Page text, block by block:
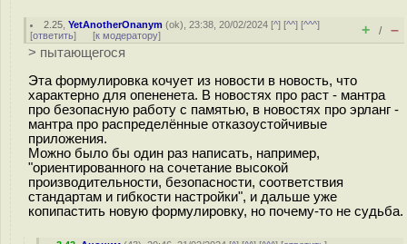
2.25 ,YetAnotherOnanym (ok), 23:38, 20/02/2024 [^] [^^] [^^^]
[ответить] [к модератору] + / –
> пытающегося
Эта формулировка кочует из новости в новость, что
характерно для опененета. В новостях про раст - мантра
про безопасную работу с памятью, в новостях про эрланг -
мантра про распределённые отказоустойчивые
приложения.
Можно было бы один раз написать, например,
"ориентированного на сочетание высокой
производительности, безопасности, соответствия
стандартам и гибкости настройки", и дальше уже
копипастить новую формулировку, но почему-то не судьба.